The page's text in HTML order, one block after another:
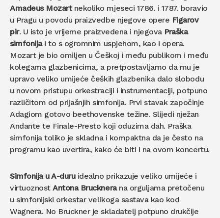
Amadeus Mozartnekoliko mjeseci 1786. i 1787. boravio
u Pragu u povodu praizvedbe njegove opere Figarov
pir. U isto je vrijeme praizvedena i njegova Praška
simfonijai to s ogromnim uspjehom, kao i opera.
Mozart je bio omiljen u Češkoj i među publikom i među
kolegama glazbenicima, a pretpostavljamo da mu je
upravo veliko umijeće čeških glazbenika dalo slobodu
u novom pristupu orkestraciji i instrumentaciji, potpuno
različitom od prijašnjih simfonija. Prvi stavak započinje
Adagiom gotovo beethovenske težine. Slijedi nježan
Andante te Finale-Presto koji oduzima dah. Praška
simfonija toliko je skladna i kompaktna da je često na
programu kao uvertira, kako će biti i na ovom koncertu.
Simfonija u A-duruidealno prikazuje veliko umijeće i
virtuoznostAntona Brucknerana orguljama pretočenu
u simfonijski orkestar velikoga sastava kao kod
Wagnera. No Bruckner je skladatelj potpuno drukčije